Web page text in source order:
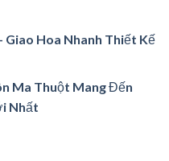
Giao Hoa Nhanh Thiết Kế
Ma Thuột Mang Đến
Nhất